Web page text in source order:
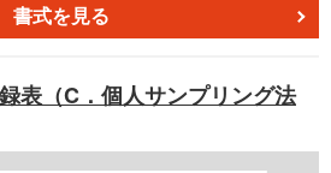
日々の顧客・仕入先管理の効率化
般的には、営業部門・経理部門・
絡や契約・債権債務管理のために
書式を見る
表（C．個人サンプリング法